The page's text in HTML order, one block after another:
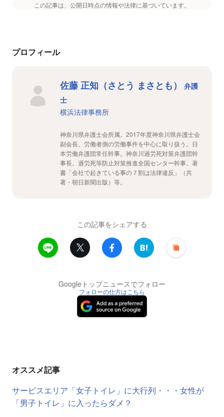
この記事は、公開日時点の情報や法律に基づいています。
プロフィール
佐藤 正知（さとう まさとも）
弁護
士
横浜法律事務所
神奈川県弁護士会所属。2017年度神奈川県弁護士会
副会長。労働者側の労働事件を中心に取り扱う。日
本労働弁護団常任幹事。神奈川過労死対策弁護団幹
事長。過労死等防止対策推進全国センター幹事。著
書「会社で起きている事の７割は法律違反」（共
著・朝日新聞出版）等。
この記事をシェアする
Googleトップニュースでフォロー
フォローの仕方はこちら
オススメ記事
サービスエリア「女子トイレ」に大行列・・・女性が
「男子トイレ」に入ったらダメ？